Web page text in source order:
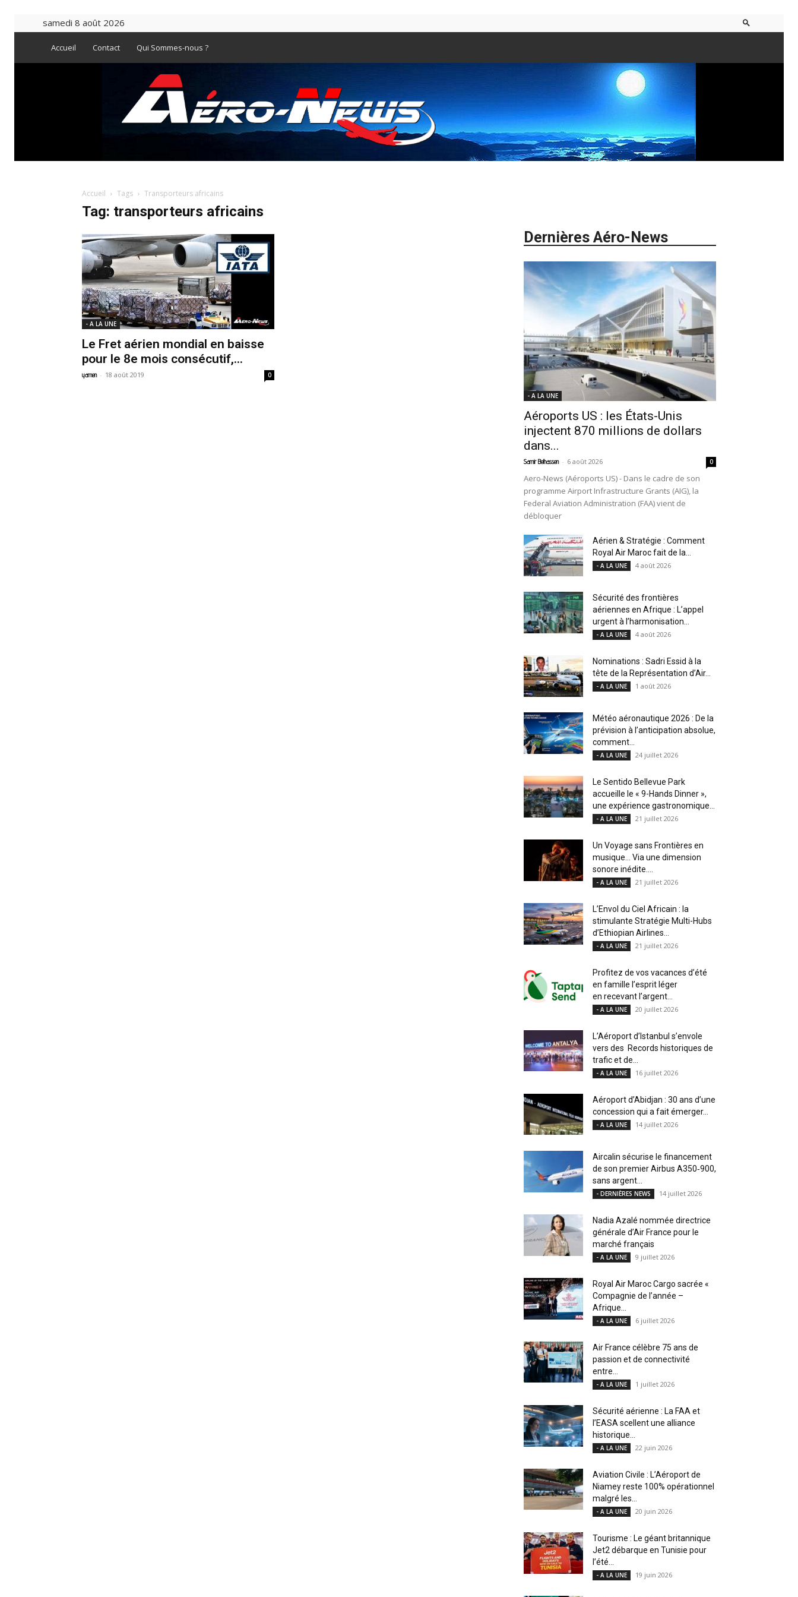
samedi 8 août 2026
Accueil Contact Qui Sommes-nous ?
Accueil Tags Transporteurs africains
Tag: transporteurs africains
- A LA UNE
Le Fret aérien mondial en baisse
pour le 8e mois consécutif,...
yamen - 18 août 2019 0
Dernières Aéro-News
- A LA UNE
Aéroports US : les États-Unis
injectent 870 millions de dollars
dans...
Samir Belhassen - 6 août 2026 0
Aero-News (Aéroports US) - Dans le cadre de son
programme Airport Infrastructure Grants (AIG), la
Federal Aviation Administration (FAA) vient de
débloquer
Aérien & Stratégie : Comment
Royal Air Maroc fait de la...
- A LA UNE 4 août 2026
Sécurité des frontières
aériennes en Afrique : L’appel
urgent à l’harmonisation...
- A LA UNE 4 août 2026
Nominations : Sadri Essid à la
tête de la Représentation d’Air...
- A LA UNE 1 août 2026
Météo aéronautique 2026 : De la
prévision à l’anticipation absolue,
comment...
- A LA UNE 24 juillet 2026
Le Sentido Bellevue Park
accueille le « 9-Hands Dinner »,
une expérience gastronomique...
- A LA UNE 21 juillet 2026
Un Voyage sans Frontières en
musique… Via une dimension
sonore inédite....
- A LA UNE 21 juillet 2026
L’Envol du Ciel Africain : la
stimulante Stratégie Multi-Hubs
d’Ethiopian Airlines...
- A LA UNE 21 juillet 2026
Profitez de vos vacances d’été
en famille l’esprit léger
en recevant l’argent...
- A LA UNE 20 juillet 2026
L’Aéroport d’Istanbul s’envole
vers des Records historiques de
trafic et de...
- A LA UNE 16 juillet 2026
Aéroport d’Abidjan : 30 ans d’une
concession qui a fait émerger...
- A LA UNE 14 juillet 2026
Aircalin sécurise le financement
de son premier Airbus A350‑900,
sans argent...
- DERNIÈRES NEWS 14 juillet 2026
Nadia Azalé nommée directrice
générale d’Air France pour le
marché français
- A LA UNE 9 juillet 2026
Royal Air Maroc Cargo sacrée «
Compagnie de l’année –
Afrique...
- A LA UNE 6 juillet 2026
Air France célèbre 75 ans de
passion et de connectivité
entre...
- A LA UNE 1 juillet 2026
Sécurité aérienne : La FAA et
l’EASA scellent une alliance
historique...
- A LA UNE 22 juin 2026
Aviation Civile : L’Aéroport de
Niamey reste 100% opérationnel
malgré les...
- A LA UNE 20 juin 2026
Tourisme : Le géant britannique
Jet2 débarque en Tunisie pour
l’été...
- A LA UNE 19 juin 2026